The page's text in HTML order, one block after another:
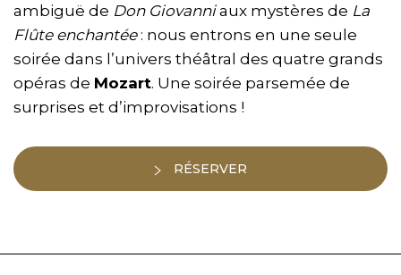
ambiguë de Don Giovanniaux mystères de La
Flûte enchantée: nous entrons en une seule
soirée dans l’univers théâtral des quatre grands
opéras de Mozart. Une soirée parsemée de
surprises et d’improvisations !
RÉSERVER